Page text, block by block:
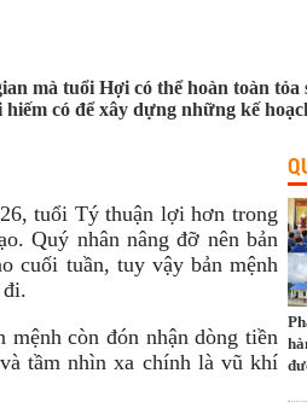
mà tuổi Hợi có thể hoàn toàn tỏa
có để xây dựng những kế
tuổi Tý thuận lợi hơn trong
Quý nhân nâng đỡ nên bản
cuối tuần, tuy vậy bản mệnh
đi.
còn đón nhận dòng tiền
tầm nhìn xa chính là vũ khí